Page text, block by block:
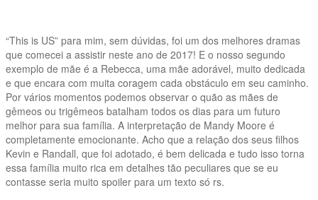
“This is US” para mim, sem dúvidas, foi um dos melhores dramas
que comecei a assistir neste ano de 2017! E o nosso segundo
exemplo de mãe é a Rebecca, uma mãe adorável, muito dedicada
e que encara com muita coragem cada obstáculo em seu caminho.
Por vários momentos podemos observar o quão as mães de
gêmeos ou trigêmeos batalham todos os dias para um futuro
melhor para sua família. A interpretação de Mandy Moore é
completamente emocionante. Acho que a relação dos seus filhos
Kevin e Randall, que foi adotado, é bem delicada e tudo isso torna
essa família muito rica em detalhes tão peculiares que se eu
contasse seria muito spoiler para um texto só rs.